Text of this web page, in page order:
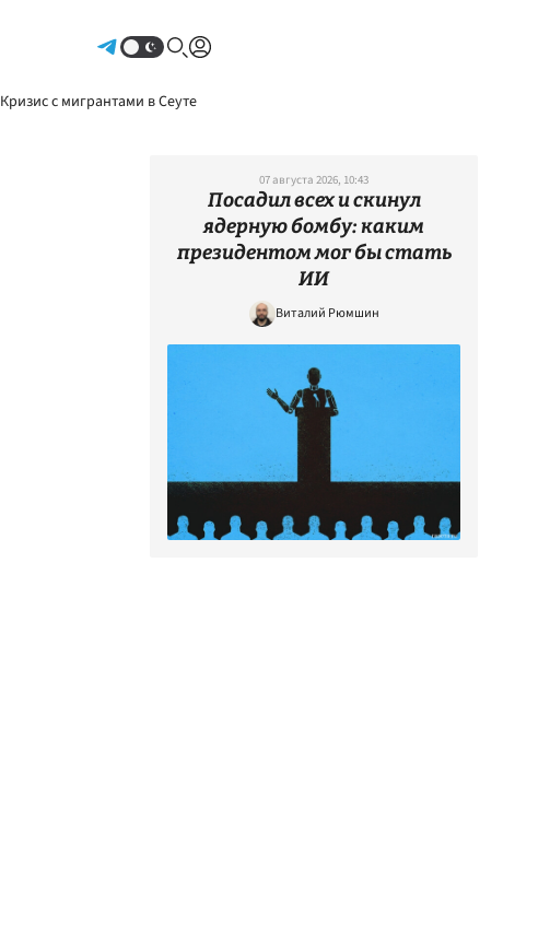
Кризис с мигрантами в Сеуте
07 августа 2026, 10:43
Посадил всех и скинул
ядерную бомбу: каким
президентом мог бы стать
ИИ
Виталий Рюмшин